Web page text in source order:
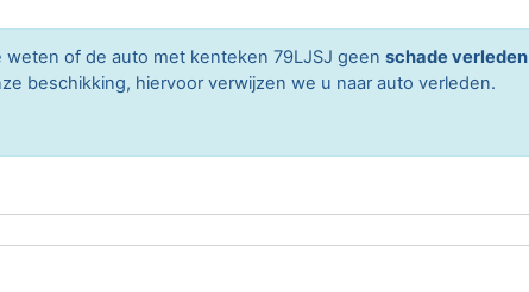
of de auto met kenteken 79LJSJ geen schade verleden
beschikking, hiervoor verwijzen we u naar auto verleden.